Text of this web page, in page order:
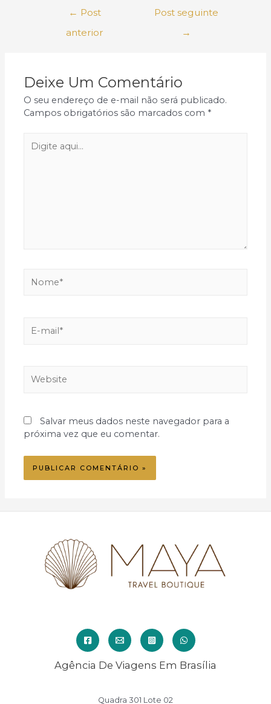
Navegação
← Post
anterior
Post seguinte
→
Deixe Um Comentário
O seu endereço de e-mail não será publicado.
Campos obrigatórios são marcados com *
aqui...
mail*
Salvar meus dados neste navegador para a
próxima vez que eu comentar.
Agência De Viagens Em Brasília
Quadra 301 Lote 02